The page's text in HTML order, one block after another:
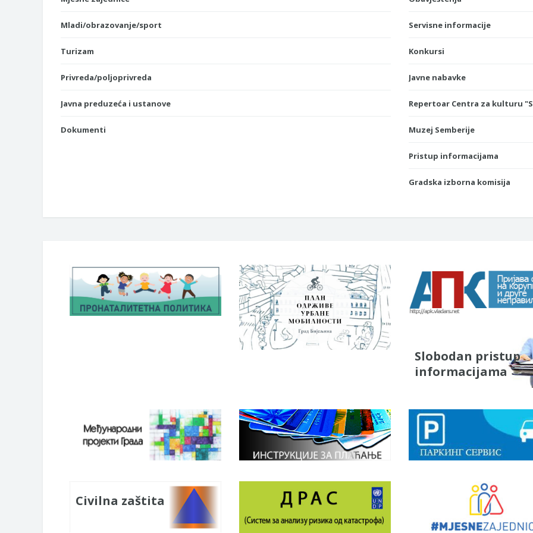
Mladi/obrazovanje/sport
Turizam
Privreda/poljoprivreda
Javna preduzeća i ustanove
Dokumenti
Servisne informacije
Konkursi
Javne nabavke
Repertoar Centra za kulturu
Muzej Semberije
Pristup informacijama
Gradska izborna komisija
Slobodan pristup
informacijama
Civilna zaštita